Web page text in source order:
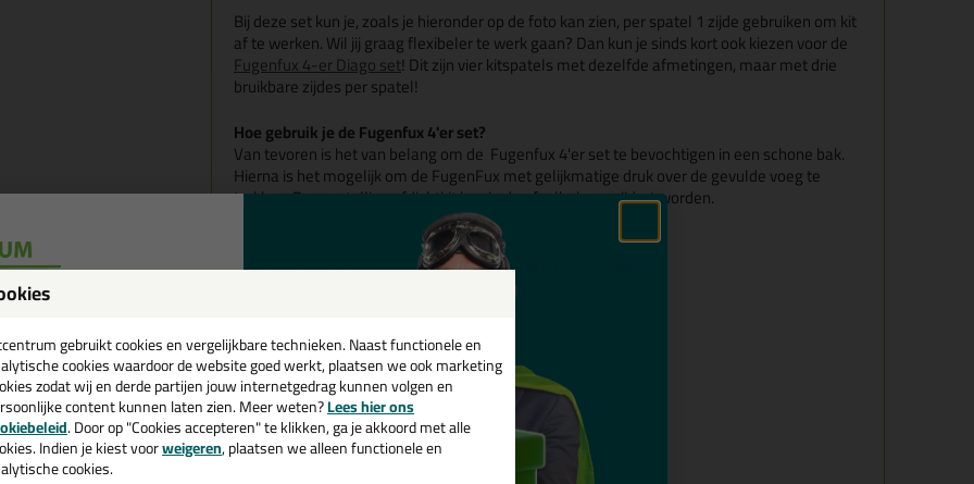
Bij deze set kun je, zoals je hieronder op de foto kan zien, per spatel 1 zijde gebruiken om kit
af te werken. Wil jij graag flexibeler te werk gaan? Dan kun je sinds kort ook kiezen voor de
Fugenfux 4-er Diago set! Dit zijn vier kitspatels met dezelfde afmetingen, maar met drie
bruikbare zijdes per spatel!
Hoe gebruik je de Fugenfux 4'er set?
Van tevoren is het van belang om de Fugenfux 4'er set te bevochtigen in een schone bak.
Hierna is het mogelijk om de FugenFux met gelijkmatige druk over de gevulde voeg te
trekken. De overtollige afdichtkit kan in de afvalbak verwijdert worden.
Bekijk aan de hand van je tuit welke spatel je gaat gebruiken
gebruikt cookies en vergelijkbare technieken. Naast functionele en
cookies waardoor de website goed werkt, plaatsen we ook marketing
zodat wij en derde partijen jouw internetgedrag kunnen volgen en
content kunnen laten zien. Meer weten?Lees hier ons
. Door op "Cookies accepteren" te klikken, ga je akkoord met alle
Indien je kiest voorweigeren, plaatsen we alleen functionele en
cookies.
💚
en ontvang een
€35,-bij je eerste bestelling!